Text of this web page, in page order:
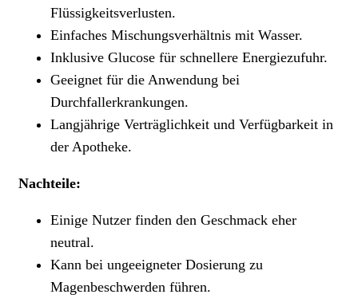
Flüssigkeitsverlusten.
Einfaches Mischungsverhältnis mit Wasser.
Inklusive Glucose für schnellere Energiezufuhr.
Geeignet für die Anwendung bei
Durchfallerkrankungen.
Langjährige Verträglichkeit und Verfügbarkeit in
der Apotheke.
Nachteile:
Einige Nutzer finden den Geschmack eher
neutral.
Kann bei ungeeigneter Dosierung zu
Magenbeschwerden führen.